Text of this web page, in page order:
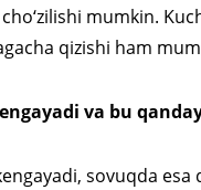
mumkin.
qizishi ham
va bu
sovuqda